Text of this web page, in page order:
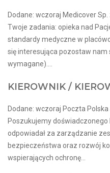
Dodane: wczoraj Medicover
Twoje zadania: opieka nad
standardy medyczne w
się interesująca pozostaw nam
wymagane)....
KIEROWNIK /
Dodane: wczoraj Poczta
Poszukujemy doświadczonego
odpowiadał za zarządzanie
bezpieczeństwa oraz rozwój
wspierających ochronę...